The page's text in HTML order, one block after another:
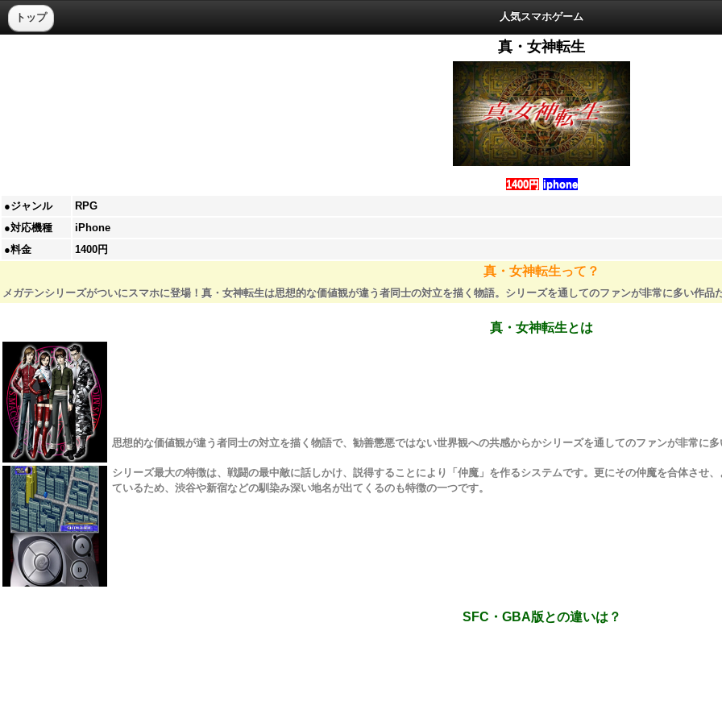
トップ 人気スマホゲーム
真・女神転生
1400円 iphone
●ジャンル
RPG
●対応機種
iPhone
●料金
1400円
真・女神転生って？
メガテンシリーズがついにスマホに登場！真・女神転生は思想的な価値観が違う者同士の対立を描く物語。シリーズを通してのファンが非常に多い作品
真・女神転生とは
思想的な価値観が違う者同士の対立を描く物語で、勧善懲悪ではない世界観への共感からかシリーズを通してのファンが非常に
シリーズ最大の特徴は、戦闘の最中敵に話しかけ、説得することにより「仲魔」を作るシステムです。更にその仲魔を合体させ
ているため、渋谷や新宿などの馴染み深い地名が出てくるのも特徴の一つです。
SFC・GBA版との違いは？